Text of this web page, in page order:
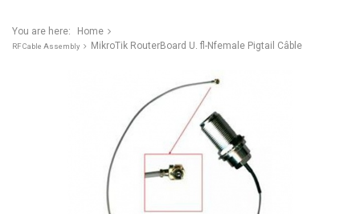
You are here: Home
RF Cable Assembly MikroTik RouterBoard U. fl-Nfemale Pigtail Câble